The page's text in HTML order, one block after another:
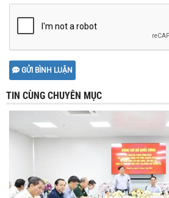
GỬI BÌNH LUẬN
TIN CÙNG CHUYÊN MỤC